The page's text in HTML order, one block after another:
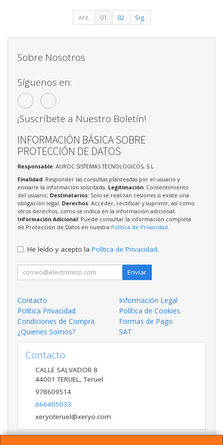
Ant. 01 02 Sig.
Sobre Nosotros
Síguenos en:
¡Suscríbete a Nuestro Boletín!
INFORMACIÓN BÁSICA SOBRE
PROTECCIÓN DE DATOS
Responsable: AUROC SISTEMAS TECNOLOGICOS, S.L.
Finalidad: Responder las consultas planteadas por el usuario y
enviarle la información solicitada; Legitimación: Consentimiento
del usuario; Destinatarios: Solo se realizan cesiones si existe una
obligación legal; Derechos: Acceder, rectificar y suprimir, así como
otros derechos, como se indica en la información adicional;
Información Adicional: Puede consultar la información completa
de Protección de Datos en nuestra Política de Privacidad.
He leído y acepto la Política de Privacidad.
Enviar
Contacto
Información Legal
Política Privacidad
Política de Cookies
Condiciones de Compra
Formas de Pago
¿Quienes Somos?
SAT
Contacto
CALLE SALVADOR 8
44001 TERUEL,Teruel
978609514
666405033
xeryoteruel@xeryo.com